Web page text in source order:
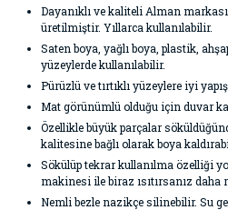
Dayanıklı ve kaliteli Alman
üretilmiştir. Yıllarca kullanılabilir.
Saten boya, yağlı boya, plastik,
yüzeylerde kullanılabilir.
Pürüzlü ve tırtıklı yüzeylere iyi
Mat görünümlü olduğu için duvar
Özellikle büyük parçalar
kalitesine bağlı olarak boya
Sökülüp tekrar kullanılma özelliği
makinesi ile biraz ısıtırsanız daha
Nemli bezle nazikçe silinebilir. Su